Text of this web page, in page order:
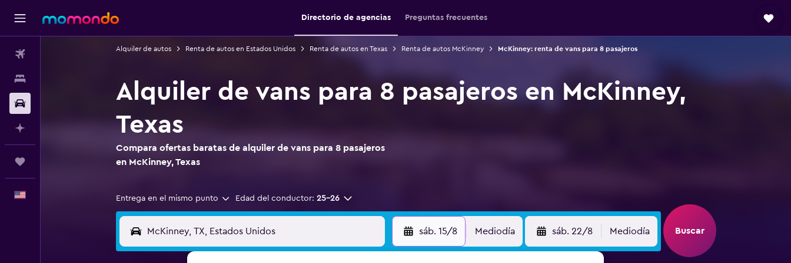
Directorio de agencias Preguntas frecuentes
Alquiler de autos Renta de autos en Estados Unidos Renta de autos en Texas Renta de autos McKinney McKinney: renta de vans para 8 pasajeros
Alquiler de vans para 8 pasajeros en McKinney,
Texas
Compara ofertas baratas de alquiler de vans para 8 pasajeros
en McKinney, Texas
Entrega en el mismo punto Edad del conductor: 25-26
sáb. 15/8 Mediodía sáb. 22/8 Mediodía Buscar